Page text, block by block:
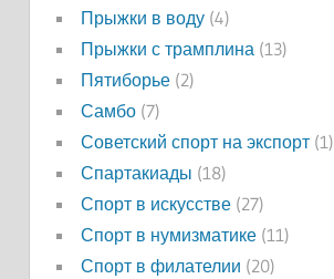
Прыжки в воду(4)
Прыжки с трамплина(13)
Пятиборье(2)
Самбо(7)
Советский спорт на экспорт(1)
Спартакиады (18)
Спорт в искусстве(27)
Спорт в нумизматике(11)
Спорт в филателии (20)